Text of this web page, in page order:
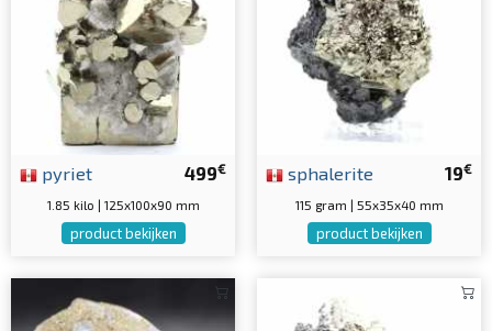
499€
pyriet
1.85 kilo | 125x100x90 mm
product bekijken
19€
sphalerite
115 gram | 55x35x40 mm
product bekijken